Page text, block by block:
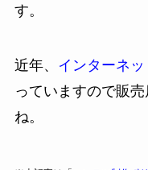
す。
近年、 インターネ
っていますので販
ね。